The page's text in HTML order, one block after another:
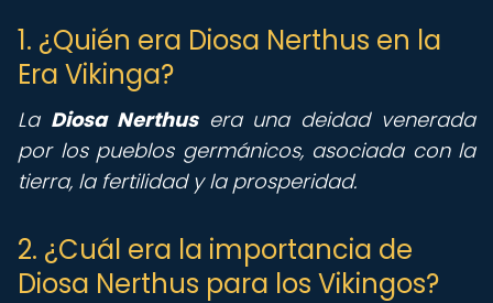
1. ¿Quién era Diosa Nerthus en la
Era Vikinga?
La Diosa Nerthusera una deidad venerada
por los pueblos germánicos, asociada con la
tierra, la fertilidad y la prosperidad.
2. ¿Cuál era la importancia de
Diosa Nerthus para los Vikingos?